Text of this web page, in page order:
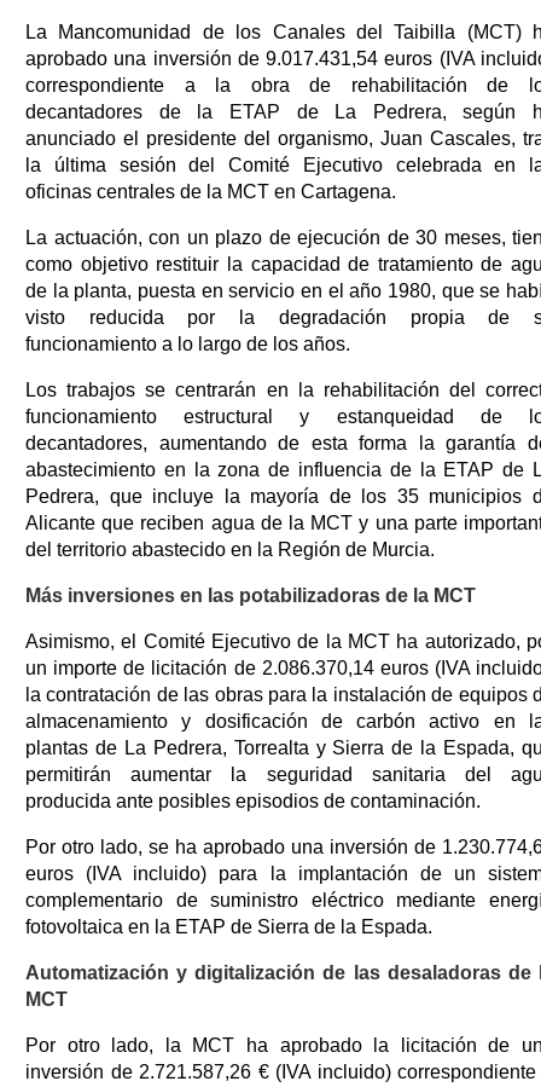
La Mancomunidad de los Canales del Taibilla (MCT)
aprobado una inversión de 9.017.431,54 euros (IVA
correspondiente a la obra de rehabilitación de
decantadores de la ETAP de La Pedrera, según
anunciado el presidente del organismo, Juan Cascales,
la última sesión del Comité Ejecutivo celebrada en
oficinas centrales de la MCT en Cartagena.
La actuación, con un plazo de ejecución de 30 meses,
como objetivo restituir la capacidad de tratamiento de
de la planta, puesta en servicio en el año 1980, que se
visto reducida por la degradación propia de
funcionamiento a lo largo de los años.
Los trabajos se centrarán en la rehabilitación del
funcionamiento estructural y estanqueidad de
decantadores, aumentando de esta forma la garantía
abastecimiento en la zona de influencia de la ETAP de
Pedrera, que incluye la mayoría de los 35 municipios
Alicante que reciben agua de la MCT y una parte
del territorio abastecido en la Región de Murcia.
Más inversiones en las potabilizadoras de la MCT
Asimismo, el Comité Ejecutivo de la MCT ha autorizado,
un importe de licitación de 2.086.370,14 euros (IVA
la contratación de las obras para la instalación de equipos
almacenamiento y dosificación de carbón activo en
plantas de La Pedrera, Torrealta y Sierra de la Espada,
permitirán aumentar la seguridad sanitaria del
producida ante posibles episodios de contaminación.
Por otro lado, se ha aprobado una inversión de
euros (IVA incluido) para la implantación de un
complementario de suministro eléctrico mediante
fotovoltaica en la ETAP de Sierra de la Espada.
Automatización y digitalización de las desaladoras de
MCT
Por otro lado, la MCT ha aprobado la licitación de
inversión de 2.721.587,26 € (IVA incluido)